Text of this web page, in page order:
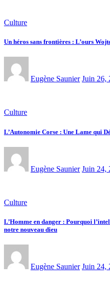
Culture
Un héros sans frontières : L’ours
Eugène Saunier Juin 26,
Culture
L’Autonomie Corse : Une Lame qui
Eugène Saunier Juin 24,
Culture
L’Homme en danger : Pourquoi
notre nouveau dieu
Eugène Saunier Juin 24,